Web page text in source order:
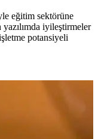
eğitim sektörüne
iyileştirmeler
potansiyeli